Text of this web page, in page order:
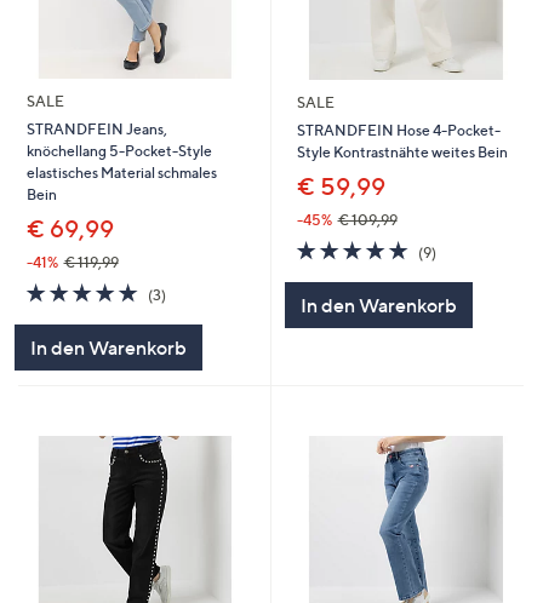
SALE
STRANDFEIN Jeans,
knöchellang 5-Pocket-Style
elastisches Material schmales
Bein
€ 69,99
-41% € 119,99
4.7
von
(3)
In den Warenkorb
SALE
STRANDFEIN Hose 4-Pocket-
Style Kontrastnähte weites Bein
€ 59,99
-45% € 109,99
4.7
von
(9)
In den Warenkorb